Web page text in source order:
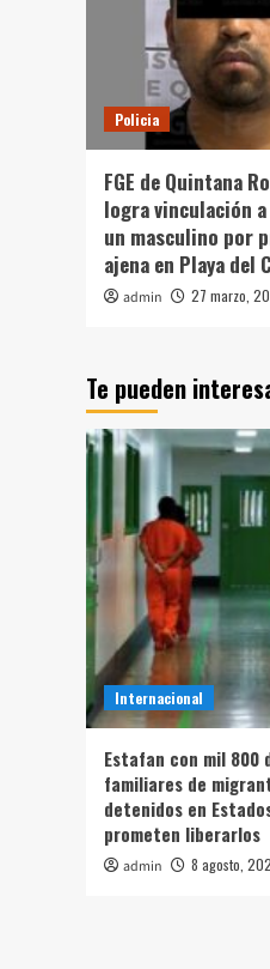
Policia
FGE de Quintana
logra vinculación
un masculino por
ajena en Playa del
admin 27 marzo,
Te pueden
Internacional
Estafan con mil 800
familiares de
detenidos en
prometen liberarlos
admin 8 agosto,